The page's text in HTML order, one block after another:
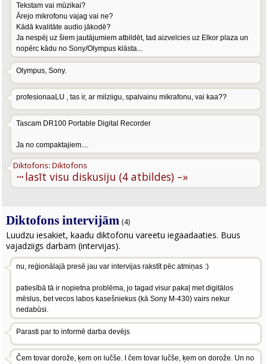
Tekstam vai mūzikai?
Ārejo mikrofonu vajag vai ne?
Kādā kvalitāte audio jākodē?
Ja nespēj uz šiem jautājumiem atbildēt, tad aizvelcies uz Elkor plaza un
nopērc kādu no Sony/Olympus klāsta...
Olympus, Sony.
profesionaaLU , tas ir, ar milziigu, spalvainu mikrafonu, vai kaa??
Tascam DR100 Portable Digital Recorder
Ja no compaktajiem....
···
Diktofons: Diktofons
lasīt visu diskusiju (4 atbildes) –»
Diktofons intervijām (4)
Luudzu iesakiet, kaadu diktofonu vareetu iegaadaaties. Buus
vajadziigs darbam (intervijas).
nu, reģionālajā presē jau var intervijas rakstīt pēc atmiņas :)
patiesībā tā ir nopietna problēma, jo tagad visur pakaļ met digitālos
mēslus, bet vecos labos kasešniekus (kā Sony M-430) vairs nekur
nedabūsi.
Parasti par to informē darba devējs
Čem tovar dorože, ķem on lučše. I čem tovar lučše, ķem on dorože. Un no